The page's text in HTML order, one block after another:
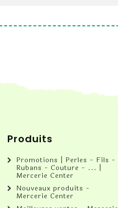
Produits
Promotions | Perles - Fils -
Rubans - Couture - ... |
Mercerie Center
Nouveaux produits -
Mercerie Center